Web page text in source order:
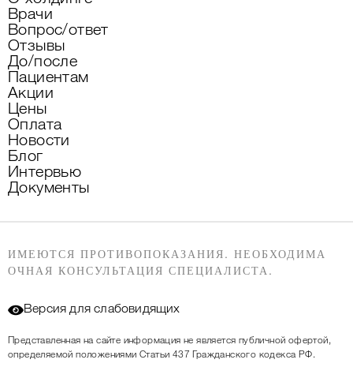
Врачи
Вопрос/ответ
Отзывы
До/после
Пациентам
Акции
Цены
Оплата
Новости
Блог
Интервью
Документы
ИМЕЮТСЯ ПРОТИВОПОКАЗАНИЯ. НЕОБХОДИМА
ОЧНАЯ КОНСУЛЬТАЦИЯ СПЕЦИАЛИСТА.
Версия для слабовидящих
Представленная на сайте информация не является публичной офертой,
определяемой положениями Статьи 437 Гражданского кодекса РФ.